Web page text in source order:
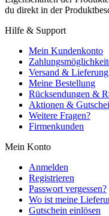
du direkt in der
Hilfe & Support
Mein Kundenkonto
Versand & Lieferung
Meine Bestellung
Rücksendungen &
Aktionen &
Weitere Fragen?
Firmenkunden
Mein Konto
Anmelden
Registrieren
Passwort vergessen?
Wo ist meine
Gutschein einlösen